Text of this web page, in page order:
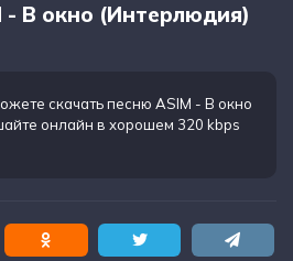
- В окно (Интерлюдия)
скачать песню ASIM - В окно
онлайн в хорошем 320 kbps